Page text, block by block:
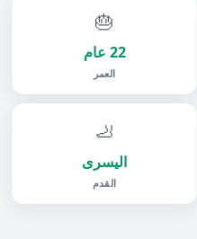
🎂
22 عام
العمر
🦶
اليسرى
القدم